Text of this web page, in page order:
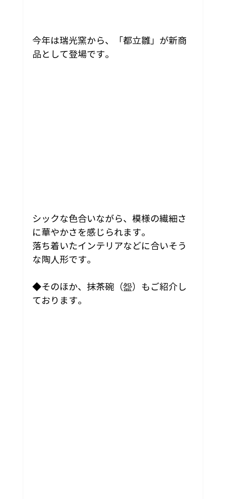
今年は瑞光窯から、「都立雛」が新商
品として登場です。
シックな色合いながら、模様の繊細さ
に華やかさを感じられます。
落ち着いたインテリアなどに合いそう
な陶人形です。
◆そのほか、抹茶碗（盌）もご紹介し
ております。